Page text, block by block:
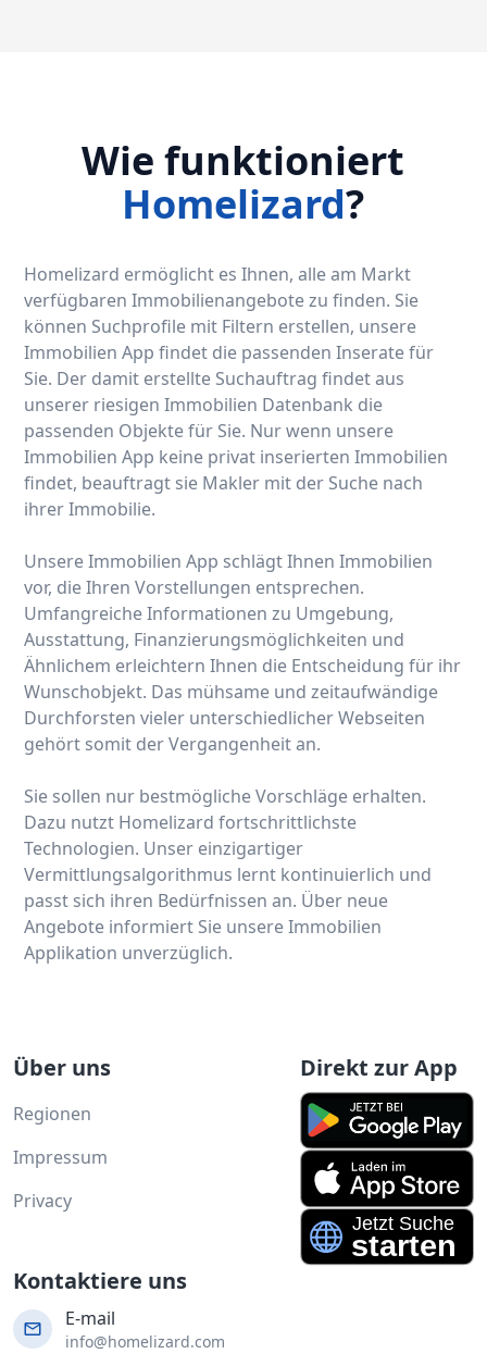
Wie funktioniert
Homelizard?
Homelizard ermöglicht es Ihnen, alle am Markt
verfügbaren Immobilienangebote zu finden. Sie
können Suchprofile mit Filtern erstellen, unsere
Immobilien App findet die passenden Inserate für
Sie. Der damit erstellte Suchauftrag findet aus
unserer riesigen Immobilien Datenbank die
passenden Objekte für Sie. Nur wenn unsere
Immobilien App keine privat inserierten Immobilien
findet, beauftragt sie Makler mit der Suche nach
ihrer Immobilie.
Unsere Immobilien App schlägt Ihnen Immobilien
vor, die Ihren Vorstellungen entsprechen.
Umfangreiche Informationen zu Umgebung,
Ausstattung, Finanzierungsmöglichkeiten und
Ähnlichem erleichtern Ihnen die Entscheidung für ihr
Wunschobjekt. Das mühsame und zeitaufwändige
Durchforsten vieler unterschiedlicher Webseiten
gehört somit der Vergangenheit an.
Sie sollen nur bestmögliche Vorschläge erhalten.
Dazu nutzt Homelizard fortschrittlichste
Technologien. Unser einzigartiger
Vermittlungsalgorithmus lernt kontinuierlich und
passt sich ihren Bedürfnissen an. Über neue
Angebote informiert Sie unsere Immobilien
Applikation unverzüglich.
Über uns
Regionen
Impressum
Privacy
Direkt zur App
Kontaktiere uns
E-mail
info@homelizard.com